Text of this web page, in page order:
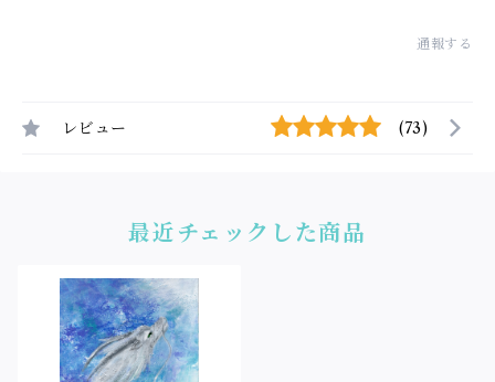
通報する
レビュー (73)
最近チェックした商品